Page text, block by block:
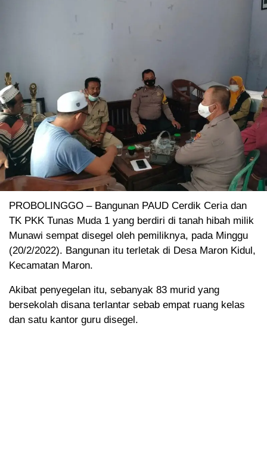
PROBOLINGGO – Bangunan PAUD Cerdik Ceria dan
TK PKK Tunas Muda 1 yang berdiri di tanah hibah milik
Munawi sempat disegel oleh pemiliknya, pada Minggu
(20/2/2022). Bangunan itu terletak di Desa Maron Kidul,
Kecamatan Maron.
Akibat penyegelan itu, sebanyak 83 murid yang
bersekolah disana terlantar sebab empat ruang kelas
dan satu kantor guru disegel.